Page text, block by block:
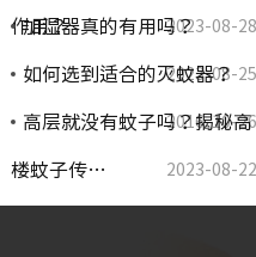
作用？ 2023-08-28
加湿器真的有用吗？
2023-08-25
如何选到适合的灭蚊器？
2016-10-26
高层就没有蚊子吗？揭秘高
楼蚊子传… 2023-08-22